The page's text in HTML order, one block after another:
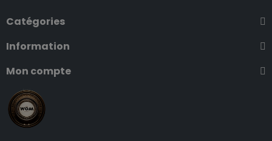
Catégories
Information
Mon compte